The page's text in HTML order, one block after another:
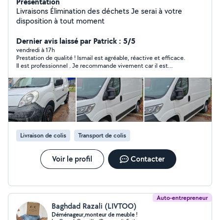
Livraisons Élimination des déchets Je serai à votre
disposition à tout moment
Dernier avis laissé par Patrick : 5/5
vendredi à 17h
Prestation de qualité ! Ismail est agréable, réactive et efficace.
Il est professionnel . Je recommande vivement car il est
de stockage. Merci encore!
Livraison de colis Transport de colis
Voir le profil Contacter
Auto-entrepreneur
Baghdad Razali (LIVTOO)
Déménageur,monteur de meuble !